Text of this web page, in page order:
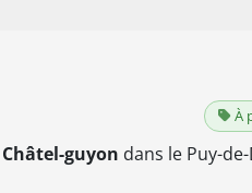
À
Châtel-guyon dans le Puy-